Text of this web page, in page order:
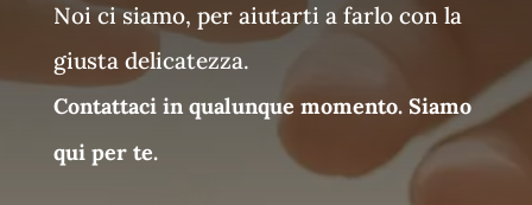
Noi ci siamo, per aiutarti a farlo con la
giusta delicatezza.
Contattaci in qualunque momento. Siamo
qui per te.